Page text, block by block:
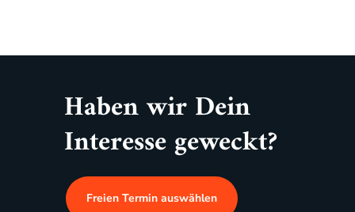
Haben wir Dein
Interesse geweckt?
Freien Termin auswählen